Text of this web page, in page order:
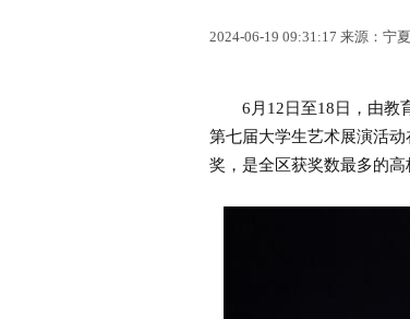
2024-06-19 09:31:17 来源：宁
6月12日至18日，由教育
第七届大学生艺术展演活
奖，是全区获奖数最多的高